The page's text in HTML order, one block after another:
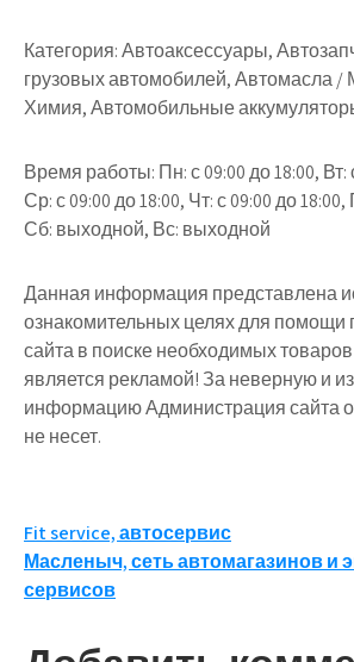
Категория: Автоаксессуары,
грузовых автомобилей, Автомасла /
Химия, Автомобильные
Время работы: Пн: с 09:00 до 18:00, Вт:
Ср: с 09:00 до 18:00, Чт: с 09:00 до 18:00,
Сб: выходной, Вс: выходной
Данная информация представлена
ознакомительных целях для помощи
сайта в поиске необходимых
является рекламой! За неверную и
информацию Администрация сайта
не несет.
Навигация
по
Fit service, автосервис
Масленыч, сеть автомагазинов и
сервисов